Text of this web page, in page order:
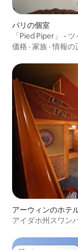
パリの個室
「Pied Piper」 -
価格 · 家族 ·情報の
アーウィンのホテ
アイダホ州スワン